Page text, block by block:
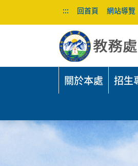
::: 回首頁 網站導覽
關於本處 招生